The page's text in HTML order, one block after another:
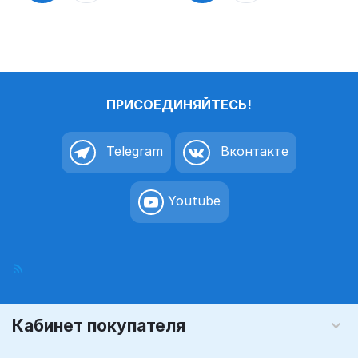
а K6
ПРИСОЕДИНЯЙТЕСЬ!
Telegram Вконтакте
Youtube
Кабинет покупателя